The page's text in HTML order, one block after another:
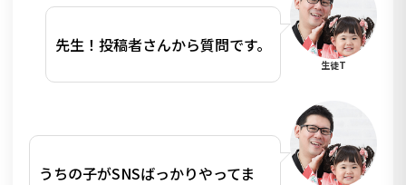
先生！投稿者さんから質問です。
生徒T
うちの子がSNSばっかりやってま